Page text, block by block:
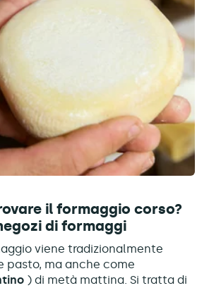
il formaggio corso?
di formaggi
viene tradizionalmente
pasto, ma anche come
) di metà mattina. Si tratta di